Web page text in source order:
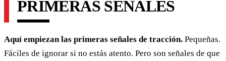
PRIMERAS SEÑALES
Aquí empiezan las primeras señales de tracción. Pequeñas.
Fáciles de ignorar si no estás atento. Pero son señales de que